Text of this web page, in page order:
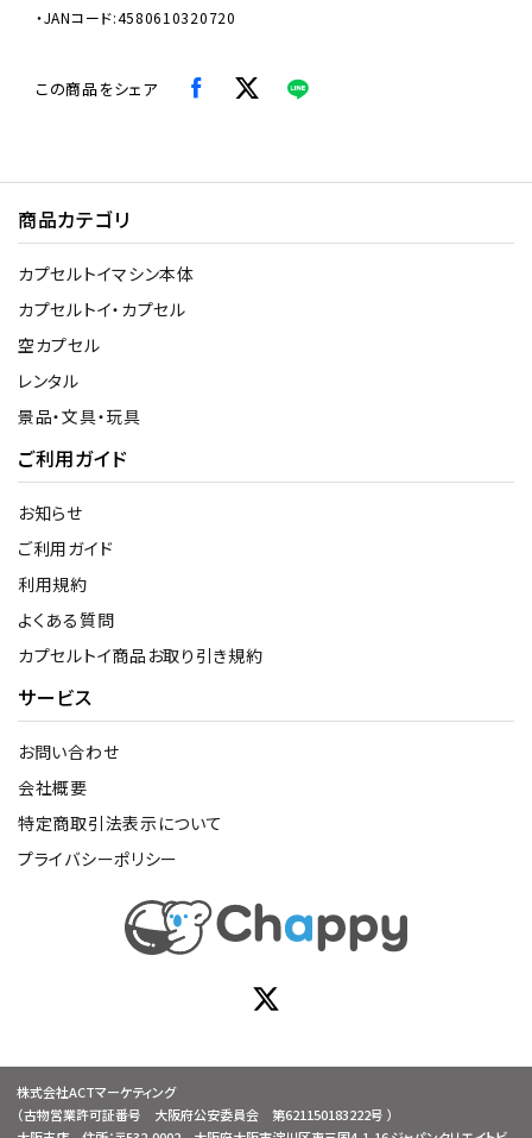
・JANコード:4580610320720
この商品をシェア
商品カテゴリ
カプセルトイマシン本体
カプセルトイ・カプセル
空カプセル
レンタル
景品・文具・玩具
ご利用ガイド
お知らせ
ご利用ガイド
利用規約
よくある質問
カプセルトイ商品お取り引き規約
サービス
お問い合わせ
会社概要
特定商取引法表示について
プライバシーポリシー
株式会社ACTマーケティング
（古物営業許可証番号 大阪府公安委員会 第621150183222号 ）